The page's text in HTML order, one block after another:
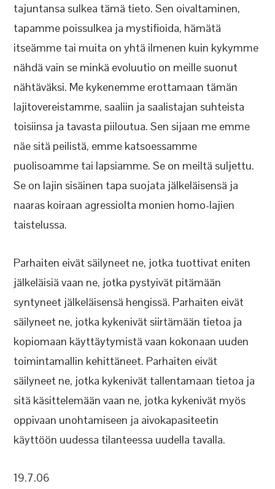
tajuntansa sulkea tämä tieto. Sen oivaltaminen,
tapamme poissulkea ja mystifioida, hämätä
itseämme tai muita on yhtä ilmenen kuin kykymme
nähdä vain se minkä evoluutio on meille suonut
nähtäväksi. Me kykenemme erottamaan tämän
lajitovereistamme, saaliin ja saalistajan suhteista
toisiinsa ja tavasta piiloutua. Sen sijaan me emme
näe sitä peilistä, emme katsoessamme
puolisoamme tai lapsiamme. Se on meiltä suljettu.
Se on lajin sisäinen tapa suojata jälkeläisensä ja
naaras koiraan agressiolta monien homo-lajien
taistelussa.
Parhaiten eivät säilyneet ne, jotka tuottivat eniten
jälkeläisiä vaan ne, jotka pystyivät pitämään
syntyneet jälkeläisensä hengissä. Parhaiten eivät
säilyneet ne, jotka kykenivät siirtämään tietoa ja
kopiomaan käyttäytymistä vaan kokonaan uuden
toimintamallin kehittäneet. Parhaiten eivät
säilyneet ne, jotka kykenivät tallentamaan tietoa ja
sitä käsittelemään vaan ne, jotka kykenivät myös
oppivaan unohtamiseen ja aivokapasiteetin
käyttöön uudessa tilanteessa uudella tavalla.
19.7.06